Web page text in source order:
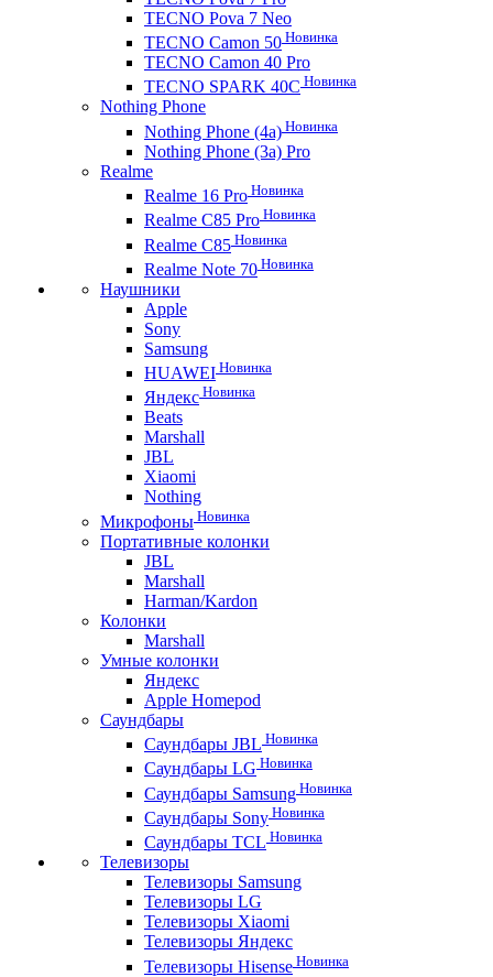
TECNO Pova 7 Neo
TECNO Camon 50 Новинка
TECNO Camon 40 Pro
TECNO SPARK 40C Новинка
Nothing Phone
Nothing Phone (4a) Новинка
Nothing Phone (3a) Pro
Realme
Realme 16 Pro Новинка
Realme C85 Pro Новинка
Realme C85 Новинка
Realme Note 70 Новинка
Наушники
Apple
Sony
Samsung
HUAWEI Новинка
Яндекс Новинка
Beats
Marshall
JBL
Xiaomi
Nothing
Микрофоны Новинка
Портативные колонки
JBL
Marshall
Harman/Kardon
Колонки
Marshall
Умные колонки
Яндекс
Apple Homepod
Саундбары
Саундбары JBL Новинка
Саундбары LG Новинка
Саундбары Samsung Новинка
Саундбары Sony Новинка
Саундбары TCL Новинка
Телевизоры
Телевизоры Samsung
Телевизоры LG
Телевизоры Xiaomi
Телевизоры Яндекс
Телевизоры Hisense Новинка